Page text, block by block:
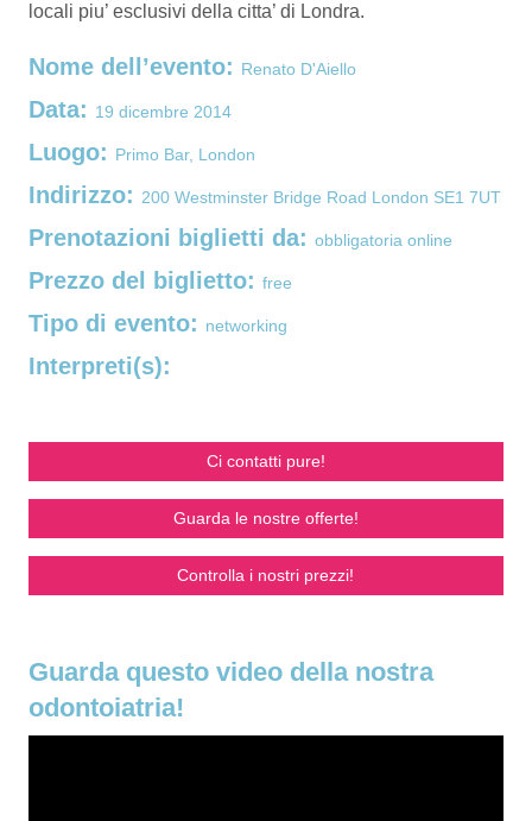
locali piu’ esclusivi della citta’ di Londra.
Nome dell’evento: Renato D'Aiello
Data: 19 dicembre 2014
Luogo: Primo Bar, London
Indirizzo: 200 Westminster Bridge Road London SE1 7UT
Prenotazioni biglietti da: obbligatoria online
Prezzo del biglietto: free
Tipo di evento: networking
Interpreti(s):
Ci contatti pure!
Guarda le nostre offerte!
Controlla i nostri prezzi!
Guarda questo video della nostra
odontoiatria!